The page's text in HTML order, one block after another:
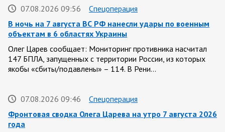
07.08.2026 09:56
Спецоперация
В ночь на 7 августа ВС РФ нанесли удары по военным
объектам в 6 областях Украины
Олег Царев сообщает: Мониторинг противника насчитал
147 БПЛА, запущенных с территории России, из которых
якобы «сбиты/подавлены» – 114. В Рени…
07.08.2026 09:46
Спецоперация
Фронтовая сводка Олега Царева на утро 7 августа 2026
года